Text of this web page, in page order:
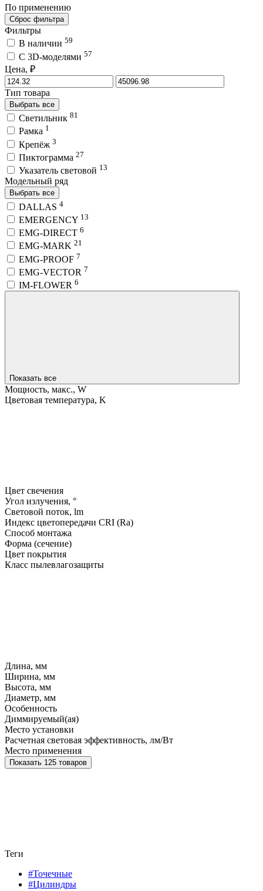
По применению
Сброс фильтра
Фильтры
В наличии 59
C 3D-моделями 57
Цена, ₽
Тип товара
Выбрать все
Светильник 81
Рамка 1
Крепёж 3
Пиктограмма 27
Указатель световой 13
Модельный ряд
Выбрать все
DALLAS 4
EMERGENCY 13
EMG-DIRECT 6
EMG-MARK 21
EMG-PROOF 7
EMG-VECTOR 7
IM-FLOWER 6
Показать все
Мощность, макс., W
Цветовая температура, K
Цвет свечения
Угол излучения, °
Световой поток, lm
Индекс цветопередачи CRI (Ra)
Способ монтажа
Форма (сечение)
Цвет покрытия
Класс пылевлагозащиты
Длина, мм
Ширина, мм
Высота, мм
Диаметр, мм
Особенность
Диммируемый(ая)
Место установки
Расчетная световая эффективность, лм/Вт
Место применения
Показать 125 товаров
Теги
#Точечные
#Цилиндры